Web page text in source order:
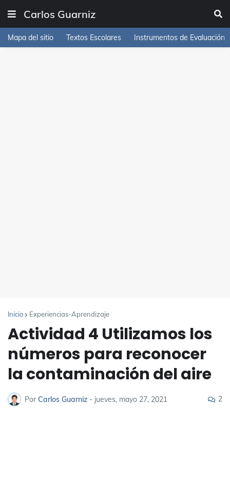
Carlos Guarniz
Mapa del sitio Textos Escolares Instrumentos de Evaluación
Inicio Experiencias-Aprendizaje
Actividad 4 Utilizamos los
números para reconocer
la contaminación del aire
Por Carlos Guarniz - jueves, mayo 27, 2021 2